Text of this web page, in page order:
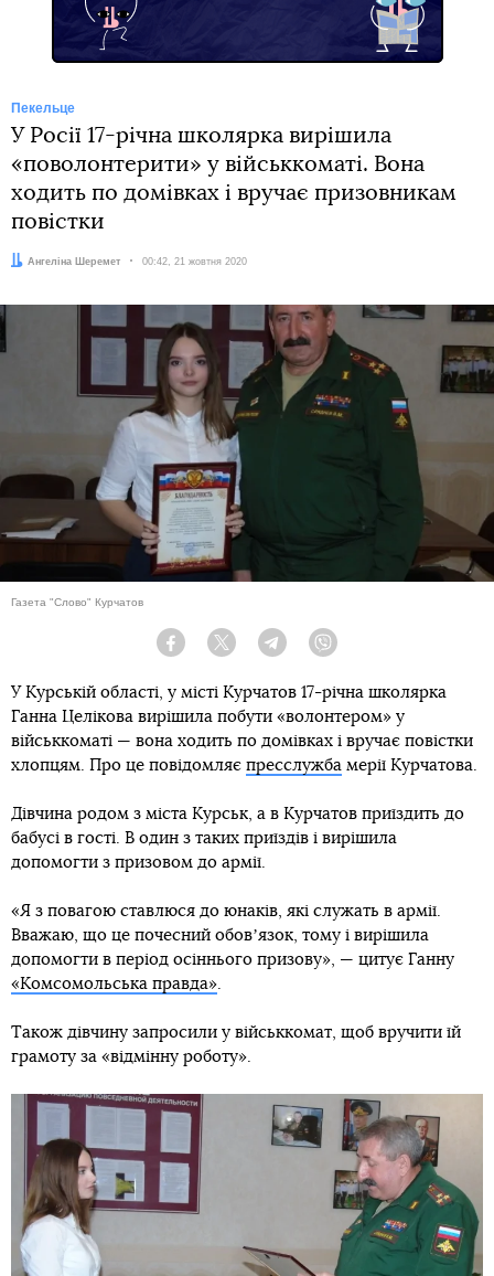
Пекельце
У Росії 17-річна школярка вирішила
«поволонтерити» у військкоматі. Вона
ходить по домівках і вручає призовникам
повістки
Автор:
Ангеліна Шеремет Дата:
00:42, 21 жовтня 2020
Газета "Слово" Курчатов
Facebook Twitter Telegram
У Курській області, у місті Курчатов 17-річна школярка
Ганна Целікова вирішила побути «волонтером» у
військкоматі — вона ходить по домівках і вручає повістки
хлопцям. Про це повідомляє пресслужба мерії Курчатова.
Дівчина родом з міста Курськ, а в Курчатов приїздить до
бабусі в гості. В один з таких приїздів і вирішила
допомогти з призовом до армії.
«Я з повагою ставлюся до юнаків, які служать в армії.
Вважаю, що це почесний обовʼязок, тому і вирішила
допомогти в період осіннього призову», — цитує Ганну
«Комсомольська правда»
Також дівчину запросили у військкомат, щоб вручити їй
грамоту за «відмінну роботу».